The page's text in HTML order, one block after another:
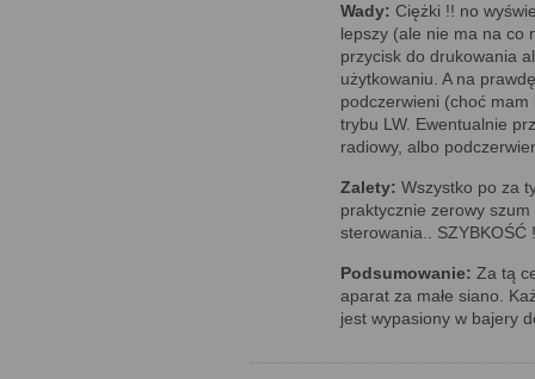
Wady: Ciężki !! no
lepszy (ale nie ma na co
przycisk do drukowania
użytkowaniu. A na
podczerwieni (choć
trybu LW. Ewentualnie
radiowy, albo
Zalety: Wszystko po za
praktycznie zerowy
sterowania.. SZYBKOŚĆ
Podsumowanie: Za tą
aparat za małe siano.
jest wypasiony w bajery